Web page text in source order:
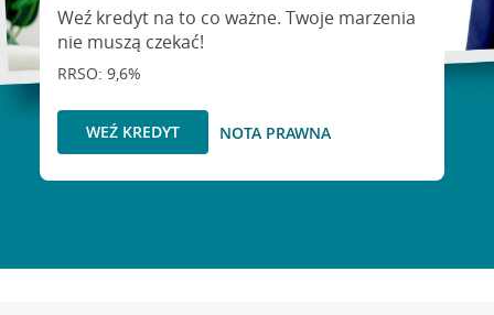
Weź kredyt na to co ważne. Twoje marzenia
nie muszą czekać!
RRSO: 9,6%
WEŹ KREDYT NOTA PRAWNA